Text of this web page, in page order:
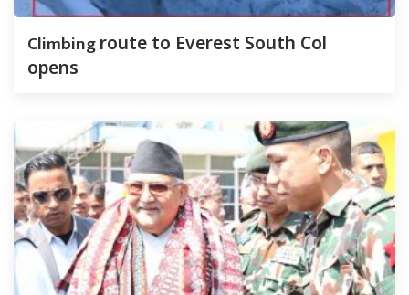
Climbingroute to Everest South Col
opens